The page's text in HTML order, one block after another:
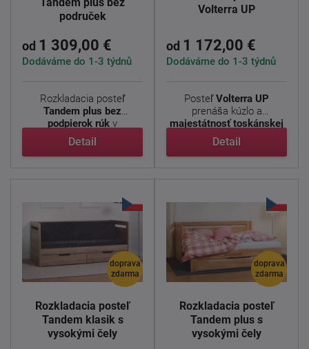
područek
od 1 309,00 €
Dodáváme do 1-3 týdnů
Rozkladacia posteľ
Tandem plus bez
podpierok rúk v
modernom dizajne ...
Detail
Volterra UP
od 1 172,00 €
Dodáváme do 1-3 týdnů
PosteľVolterra UP
prenáša kúzlo a
majestátnosť toskánskej
...
Detail
doprava
zdarma
Rozkladacia posteľ
Tandem klasik s
vysokými čely
doprava
zdarma
Rozkladacia posteľ
Tandem plus s
vysokými čely